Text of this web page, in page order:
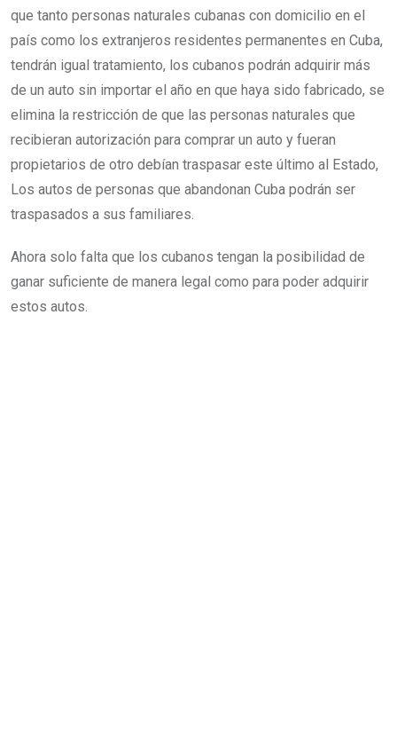
que tanto personas naturales cubanas con domicilio en el
país como los extranjeros residentes permanentes en Cuba,
tendrán igual tratamiento, los cubanos podrán adquirir más
de un auto sin importar el año en que haya sido fabricado, se
elimina la restricción de que las personas naturales que
recibieran autorización para comprar un auto y fueran
propietarios de otro debían traspasar este último al Estado,
Los autos de personas que abandonan Cuba podrán ser
traspasados a sus familiares.
Ahora solo falta que los cubanos tengan la posibilidad de
ganar suficiente de manera legal como para poder adquirir
estos autos.